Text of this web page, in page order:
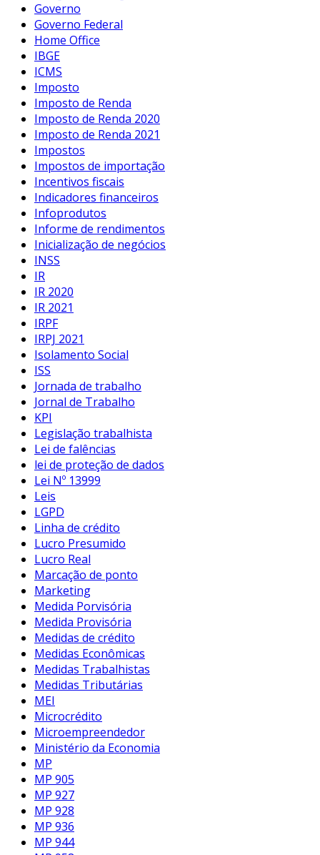
Governo
Governo Federal
Home Office
IBGE
ICMS
Imposto
Imposto de Renda
Imposto de Renda 2020
Imposto de Renda 2021
Impostos
Impostos de importação
Incentivos fiscais
Indicadores financeiros
Infoprodutos
Informe de rendimentos
Inicialização de negócios
INSS
IR
IR 2020
IR 2021
IRPF
IRPJ 2021
Isolamento Social
ISS
Jornada de trabalho
Jornal de Trabalho
KPI
Legislação trabalhista
Lei de falências
lei de proteção de dados
Lei Nº 13999
Leis
LGPD
Linha de crédito
Lucro Presumido
Lucro Real
Marcação de ponto
Marketing
Medida Porvisória
Medida Provisória
Medidas de crédito
Medidas Econômicas
Medidas Trabalhistas
Medidas Tributárias
MEI
Microcrédito
Microempreendedor
Ministério da Economia
MP
MP 905
MP 927
MP 928
MP 936
MP 944